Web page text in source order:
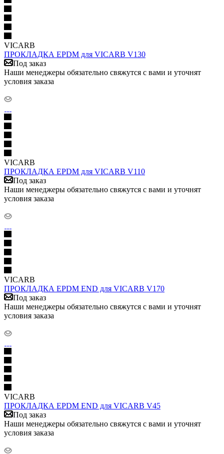
VICARB
ПРОКЛАДКА EPDM для VICARB V130
Под заказ
Наши менеджеры обязательно свяжутся с вами и уточнят
условия заказа
VICARB
ПРОКЛАДКА EPDM для VICARB V110
Под заказ
Наши менеджеры обязательно свяжутся с вами и уточнят
условия заказа
VICARB
ПРОКЛАДКА EPDM END для VICARB V170
Под заказ
Наши менеджеры обязательно свяжутся с вами и уточнят
условия заказа
VICARB
ПРОКЛАДКА EPDM END для VICARB V45
Под заказ
Наши менеджеры обязательно свяжутся с вами и уточнят
условия заказа